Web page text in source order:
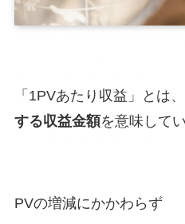
「1PVあたり収益」とは、
する収益金額を意味してい
PVの増減にかかわらず